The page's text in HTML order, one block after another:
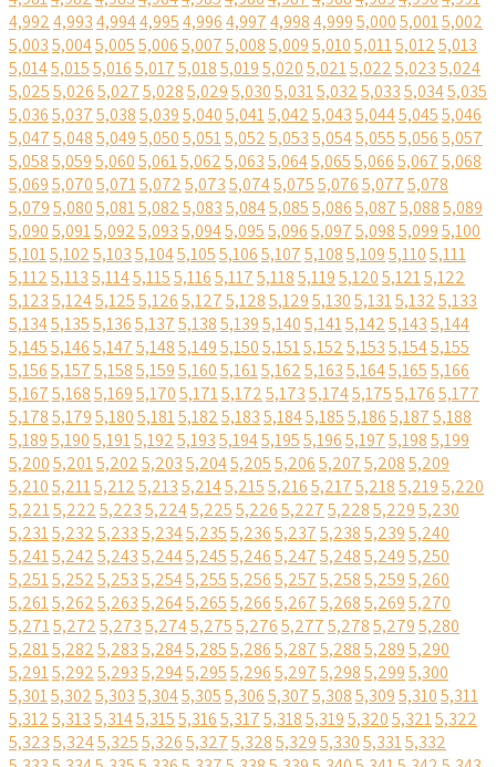
4,9924,9934,9944,9954,9964,9974,9984,9995,0005,0015,002
5,0035,0045,0055,0065,0075,0085,0095,0105,0115,0125,013
5,0145,0155,0165,0175,0185,0195,0205,0215,0225,0235,024
5,0255,0265,0275,0285,0295,0305,0315,0325,0335,0345,035
5,0365,0375,0385,0395,0405,0415,0425,0435,0445,0455,046
5,0475,0485,0495,0505,0515,0525,0535,0545,0555,0565,057
5,0585,0595,0605,0615,0625,0635,0645,0655,0665,0675,068
5,0695,0705,0715,0725,0735,0745,0755,0765,0775,078
5,0795,0805,0815,0825,0835,0845,0855,0865,0875,0885,089
5,0905,0915,0925,0935,0945,0955,0965,0975,0985,0995,100
5,1015,1025,1035,1045,1055,1065,1075,1085,1095,1105,111
5,1125,1135,1145,1155,1165,1175,1185,1195,1205,1215,122
5,1235,1245,1255,1265,1275,1285,1295,1305,1315,1325,133
5,1345,1355,1365,1375,1385,1395,1405,1415,1425,1435,144
5,1455,1465,1475,1485,1495,1505,1515,1525,1535,1545,155
5,1565,1575,1585,1595,1605,1615,1625,1635,1645,1655,166
5,1675,1685,1695,1705,1715,1725,1735,1745,1755,1765,177
5,1785,1795,1805,1815,1825,1835,1845,1855,1865,1875,188
5,1895,1905,1915,1925,1935,1945,1955,1965,1975,1985,199
5,2005,2015,2025,2035,2045,2055,2065,2075,2085,209
5,2105,2115,2125,2135,2145,2155,2165,2175,2185,2195,220
5,2215,2225,2235,2245,2255,2265,2275,2285,2295,230
5,2315,2325,2335,2345,2355,2365,2375,2385,2395,240
5,2415,2425,2435,2445,2455,2465,2475,2485,2495,250
5,2515,2525,2535,2545,2555,2565,2575,2585,2595,260
5,2615,2625,2635,2645,2655,2665,2675,2685,2695,270
5,2715,2725,2735,2745,2755,2765,2775,2785,2795,280
5,2815,2825,2835,2845,2855,2865,2875,2885,2895,290
5,2915,2925,2935,2945,2955,2965,2975,2985,2995,300
5,3015,3025,3035,3045,3055,3065,3075,3085,3095,3105,311
5,3125,3135,3145,3155,3165,3175,3185,3195,3205,3215,322
5,3235,3245,3255,3265,3275,3285,3295,3305,3315,332